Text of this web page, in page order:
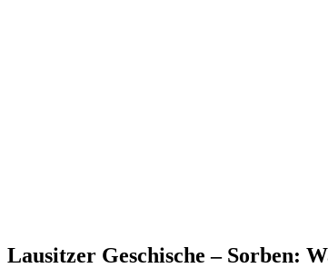
Lausitzer Geschische – Sorben: